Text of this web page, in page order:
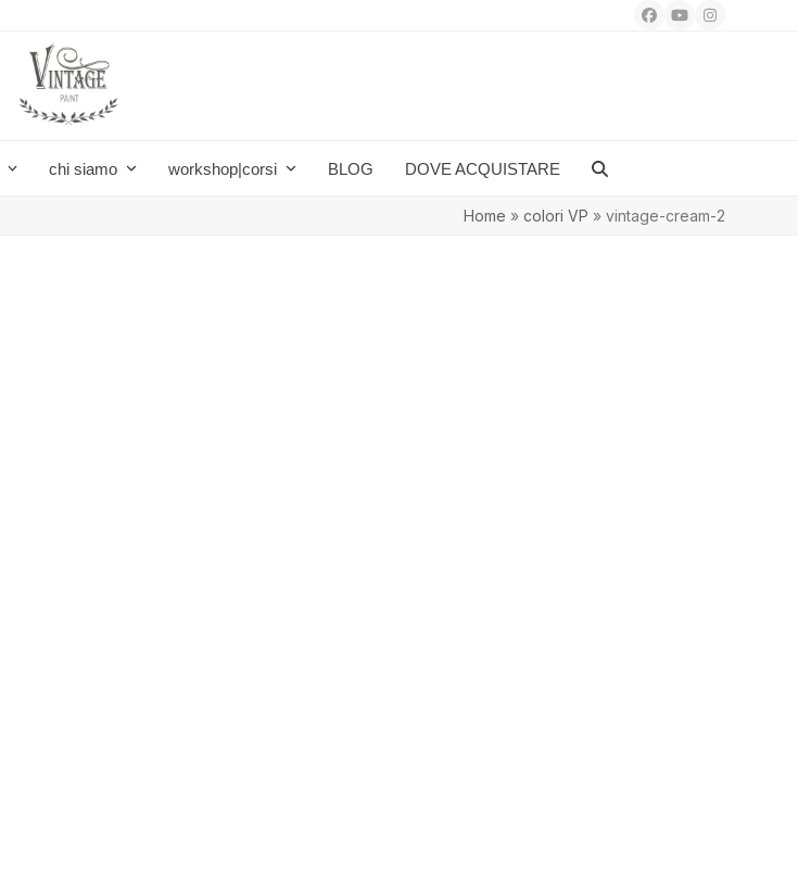
Facebook
YouTubeInstagram
chi siamo workshop|corsi BLOG DOVE ACQUISTARE
Home » colori VP » vintage-cream-2